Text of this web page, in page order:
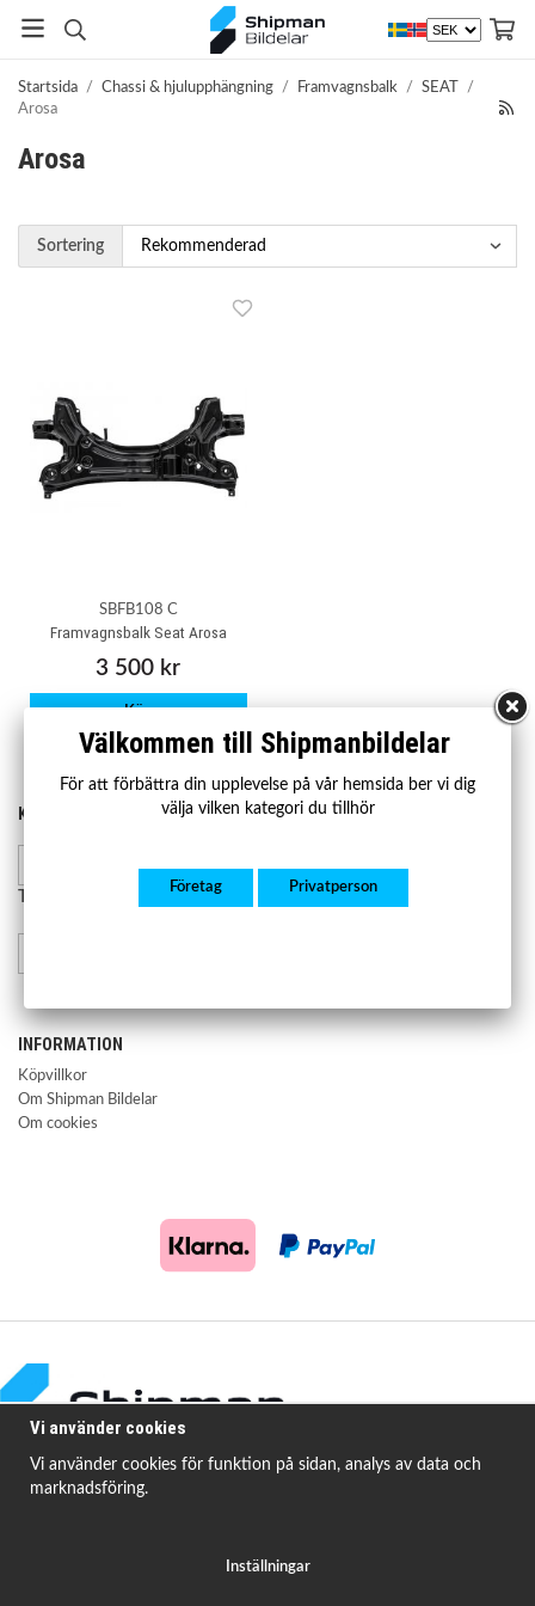
Startsida / Chassi & hjulupphängning / Framvagnsbalk / SEAT
/
Arosa
Arosa
Sortering
SBFB108 C
Framvagnsbalk Seat Arosa
3 500 kr
Köp
KONTAKTA OSS
Mån-fre 07.00-17.00
HANDLA
Lager och leverans
Retur och reklamation
INFORMATION
Köpvillkor
Om Shipman Bildelar
Om cookies
vanligt förekommande fordonsproblem.
Välkommen till Shipmanbildelar
För att förbättra din upplevelse på vår hemsida ber vi dig
välja vilken kategori du tillhör
Företag Privatperson
Vi använder cookies
Vi använder cookies för funktion på sidan, analys av data och
marknadsföring.
Inställningar